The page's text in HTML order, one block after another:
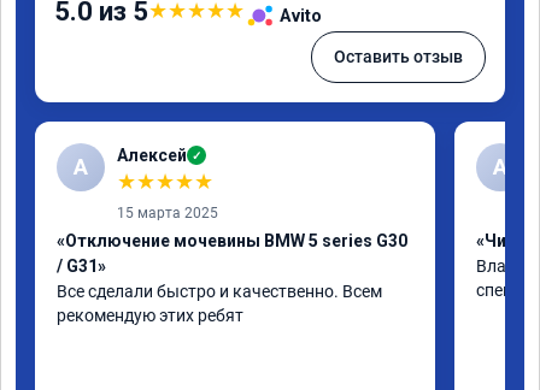
5.0 из 5★★★★★ Avito
Оставить отзыв
А Алексей ✓
★★★★★
15 марта 2025
«Отключение мочевины BMW 5 series G30
/ G31»
Все сделали быстро и качественно. Всем
рекомендую этих ребят
А
«Чип